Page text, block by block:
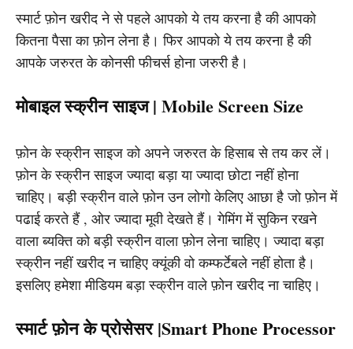
स्मार्ट फ़ोन खरीद ने से पहले आपको ये तय करना है की आपको
कितना पैसा का फ़ोन लेना है। फिर आपको ये तय करना है की
आपके जरुरत के कोनसी फीचर्स होना जरुरी है।
मोबाइल स्क्रीन साइज | Mobile Screen Size
फ़ोन के स्क्रीन साइज को अपने जरुरत के हिसाब से तय कर लें।
फ़ोन के स्क्रीन साइज ज्यादा बड़ा या ज्यादा छोटा नहीं होना
चाहिए। बड़ी स्क्रीन वाले फ़ोन उन लोगो केलिए आछा है जो फ़ोन में
पढाई करते हैं , ओर ज्यादा मूवी देखते हैं। गेमिंग में सुकिन रखने
वाला ब्यक्ति को बड़ी स्क्रीन वाला फ़ोन लेना चाहिए। ज्यादा बड़ा
स्क्रीन नहीं खरीद न चाहिए क्यूंकी वो कम्फर्टेबले नहीं होता है।
इसलिए हमेशा मीडियम बड़ा स्क्रीन वाले फ़ोन खरीद ना चाहिए।
स्मार्ट फ़ोन के प्रोसेसर |Smart Phone Processor